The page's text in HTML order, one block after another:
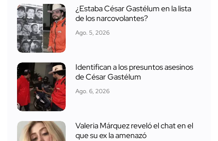
¿Estaba César Gastélum en la lista
de los narcovolantes?
Ago. 5, 2026
Identifican a los presuntos asesinos
de César Gastélum
Ago. 6, 2026
Valeria Márquez reveló el chat en el
que su ex la amenazó